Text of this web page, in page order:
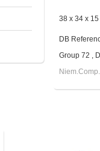
38 x 34 x
DB
Group 72 ,